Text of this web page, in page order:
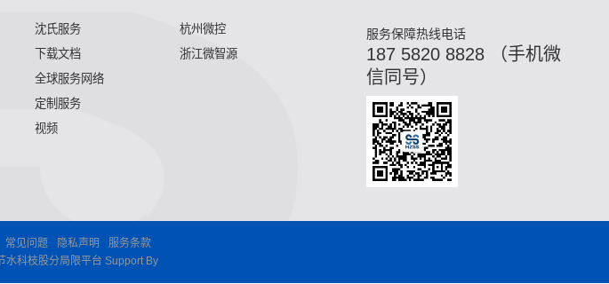
沈氏服务
下载文档
全球服务网络
定制服务
视频
杭州微控
浙江微智源
服务保障热线电话
187 5820 8828 （手机微
信同号）
常见问题 隐私声明
服务条款
科枝股分局限平台 Support By